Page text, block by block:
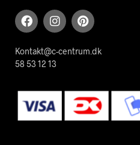
Kontakt@c-centrum.dk
58 53 12 13